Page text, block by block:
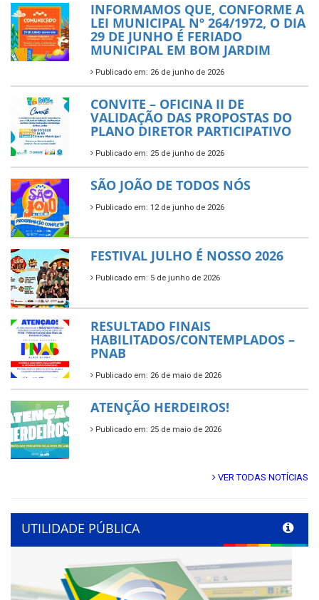
INFORMAMOS QUE, CONFORME A
LEI MUNICIPAL Nº 264/1972, O DIA
29 DE JUNHO É FERIADO
MUNICIPAL EM BOM JARDIM
Publicado em: 26 de junho de 2026
CONVITE – OFICINA II DE
VALIDAÇÃO DAS PROPOSTAS DO
PLANO DIRETOR PARTICIPATIVO
Publicado em: 25 de junho de 2026
SÃO JOÃO DE TODOS NÓS
Publicado em: 12 de junho de 2026
FESTIVAL JULHO É NOSSO 2026
Publicado em: 5 de junho de 2026
RESULTADO FINAIS
HABILITADOS/CONTEMPLADOS –
PNAB
Publicado em: 26 de maio de 2026
ATENÇÃO HERDEIROS!
Publicado em: 25 de maio de 2026
VER TODAS NOTÍCIAS
UTILIDADE PÚBLICA